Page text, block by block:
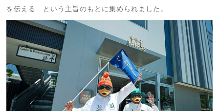
を伝える…という主旨のもとに集められました。